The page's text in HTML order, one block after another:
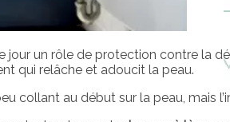
jour un rôle de protection contre la
qui relâche et adoucit la peau.
collant au début sur la peau, mais